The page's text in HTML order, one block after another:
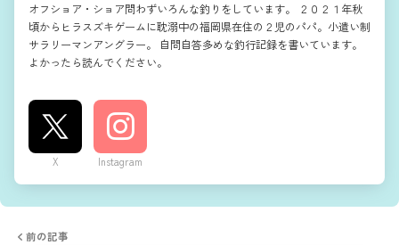
オフショア・ショア問わずいろんな釣りをしています。 ２０２１年秋
頃からヒラスズキゲームに耽溺中の福岡県在住の２児のパパ。小遣い制
サラリーマンアングラー。 自問自答多めな釣行記録を書いています。
よかったら読んでください。
X Instagram
前の記事